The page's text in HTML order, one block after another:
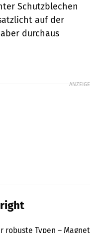
Schutzblechen
auf der
durchaus
ANZEIGE
robuste Typen – Magnet